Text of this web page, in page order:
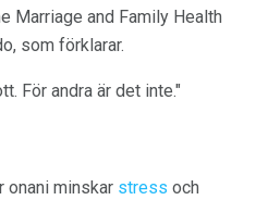
Marriage and Family Health
som förklarar.
För andra är det inte."
onani minskar stress och